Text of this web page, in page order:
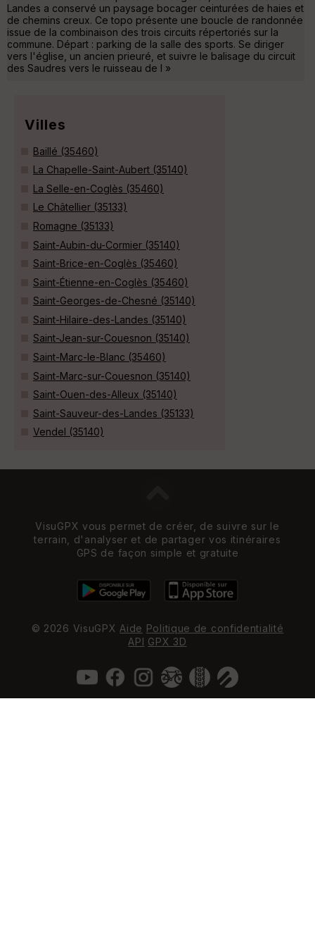
Landes a conservé un paysage bocager ceinturées de haies et
de chemins creux. Ce topo présente une boucle de randonnée
issue de la combinaison des trois circuits répertoriés sur la
commune. Départ : parking de la salle des sports. Se diriger
vers l'église, un ancien prieuré, et suivre le balisage du circuit
des Saudres vers le ruisseau de l »
Villes
Baillé (35460)
La Chapelle-Saint-Aubert (35140)
La Selle-en-Coglès (35460)
Le Châtellier (35133)
Romagne (35133)
Saint-Aubin-du-Cormier (35140)
Saint-Brice-en-Coglès (35460)
Saint-Étienne-en-Coglès (35460)
Saint-Georges-de-Chesné (35140)
Saint-Hilaire-des-Landes (35140)
Saint-Jean-sur-Couesnon (35140)
Saint-Marc-le-Blanc (35460)
Saint-Marc-sur-Couesnon (35140)
Saint-Ouen-des-Alleux (35140)
Saint-Sauveur-des-Landes (35133)
Vendel (35140)
VisuGPX vous permet de créer, de suivre sur le
terrain, d'analyser et de partager vos itinéraires
GPS de façon simple et gratuite
© 2026 VisuGPXAide Politique de confidentialité
API GPX 3D